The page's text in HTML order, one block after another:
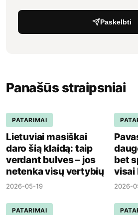
Paskelbti
Panašūs straipsniai
PATARIMAI
Lietuviai masiškai
daro šią klaidą: taip
verdant bulves – jos
netenka visų vertybių
2026-05-19
bet
visai
2026-
PATARIMAI